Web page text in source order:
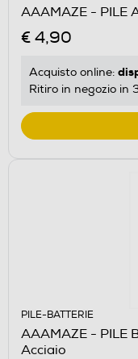
AAAMAZE - PILE
€ 4,90
Acquisto online:
Ritiro in negozio in
PILE-BATTERIE
AAAMAZE - PILE
Acciaio